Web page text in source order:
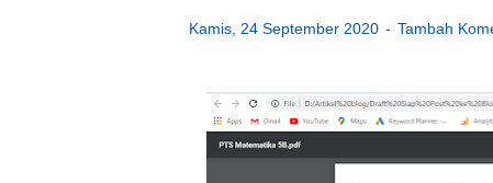
Kamis, 24 September 2020 Tambah